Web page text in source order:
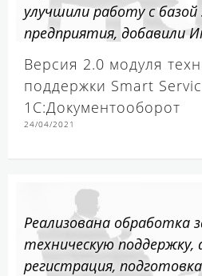
улучшили работу с базой
предприятия, добавили
Версия 2.0 модуля
поддержки Smart
1С:Документооборот
24/04/2021
Реализована обработка
техническую
регистрация,